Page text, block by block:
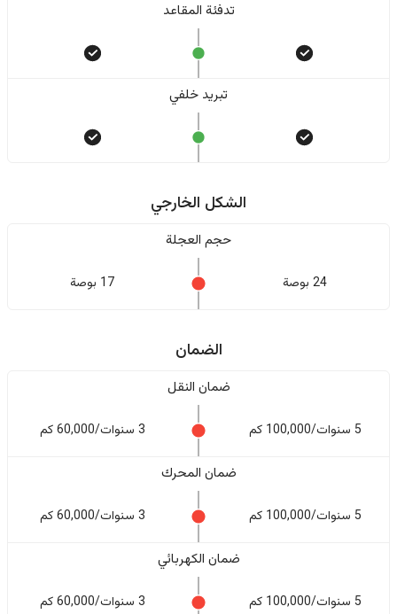
تدفئة المقاعد
تبريد خلفي
الشكل الخارجي
حجم العجلة
24 بوصة 17 بوصة
الضمان
ضمان النقل
5 سنوات/100,000 كم 3 سنوات/60,000 كم
ضمان المحرك
5 سنوات/100,000 كم 3 سنوات/60,000 كم
ضمان الكهربائي
5 سنوات/100,000 كم 3 سنوات/60,000 كم